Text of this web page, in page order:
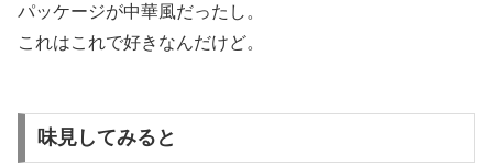
パッケージが中華風だったし。
これはこれで好きなんだけど。
味見してみると